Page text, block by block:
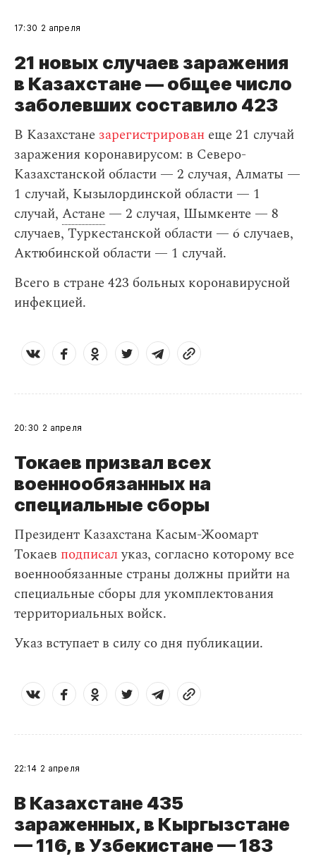
17:30 2 апреля
21 новых случаев заражения
в Казахстане — общее число
заболевших составило 423
В Казахстане зарегистрирован еще 21 случай
заражения коронавирусом: в Северо-
Казахстанской области — 2 случая, Алматы —
1 случай, Кызылординской области — 1
случай, Астане — 2 случая, Шымкенте — 8
случаев, Туркестанской области — 6 случаев,
Актюбинской области — 1 случай.
Всего в стране 423 больных коронавирусной
инфекцией.
20:30 2 апреля
Токаев призвал всех
военнообязанных на
специальные сборы
Президент Казахстана Касым-Жоомарт
Токаев подписалуказ, согласно которому все
военнообязанные страны должны прийти на
специальные сборы для укомплектования
территориальных войск.
Указ вступает в силу со дня публикации.
22:14 2 апреля
В Казахстане 435
зараженных, в Кыргызстане
— 116, в Узбекистане — 183